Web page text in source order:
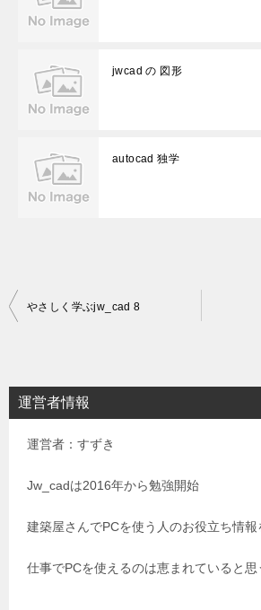
jwcad の 図形
autocad 独学
投
ビ
ゲ
やさしく学ぶjw_cad 8
運営者情報
運営者：すずき
Jw_cadは2016年から勉強開始
建築屋さんでPCを使う人のお役立ち情報
仕事でPCを使えるのは恵まれていると